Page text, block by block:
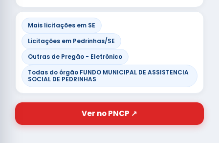
Mais licitações em SE
Licitações em Pedrinhas/SE
Outras de Pregão - Eletrônico
Todas do órgão FUNDO MUNICIPAL DE ASSISTENCIA
SOCIAL DE PEDRINHAS
Ver no PNCP ↗